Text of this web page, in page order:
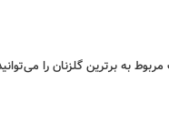
به برترین گلزنان را